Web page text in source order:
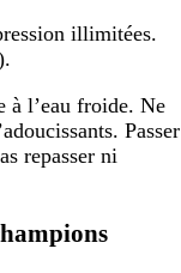
illimitées.
à l’eau froide. Ne
Passer
repasser ni